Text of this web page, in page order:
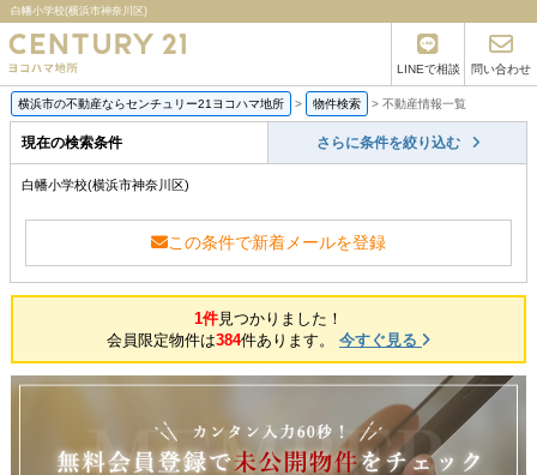
白幡小学校(横浜市神奈川区)
LINEで相談 問い合わせ
横浜市の不動産ならセンチュリー21ヨコハマ地所 > 物件検索 > 不動産情報一覧
現在の検索条件 さらに条件を絞り込む
白幡小学校(横浜市神奈川区)
この条件で新着メールを登録
1件見つかりました！
会員限定物件は384件あります。 今すぐ見る